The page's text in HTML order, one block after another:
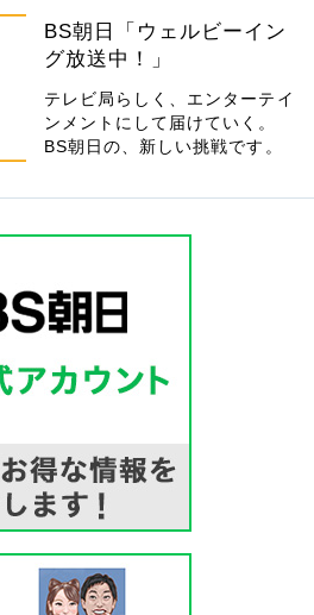
BS朝日「ウェルビーイン
グ放送中！」
テレビ局らしく、エンターテイ
ンメントにして届けていく。
BS朝日の、新しい挑戦です。